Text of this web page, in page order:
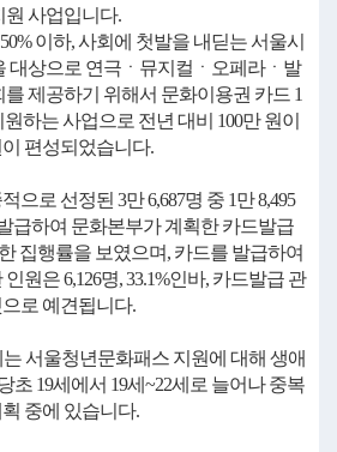
사업입니다.
이하, 사회에 첫발을 내딛는 서울시
대상으로 연극ㆍ뮤지컬ㆍ오페라ㆍ발
제공하기 위해서 문화이용권 카드 1
하는 사업으로 전년 대비 100만 원이
이 편성되었습니다.
으로 선정된 3만 6,687명 중 1만 8,495
급하여 문화본부가 계획한 카드발급
집행률을 보였으며, 카드를 발급하여
원은 6,126명, 33.1%인바, 카드발급 관
로 예견됩니다.
는 서울청년문화패스 지원에 대해 생애
초 19세에서 19세~22세로 늘어나 중복
중에 있습니다.